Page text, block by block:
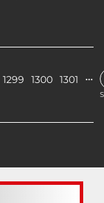
1299 1300 1301 …